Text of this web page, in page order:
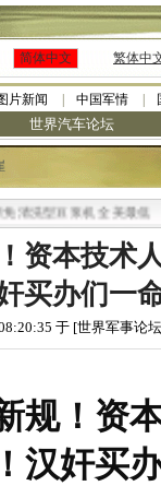
简体中文 繁体中
片新闻 中国军情
世界汽车论坛
洗型豆浆机 全美最低
资本技术
买办们一
于 [世界军事论
规！资
汉奸买